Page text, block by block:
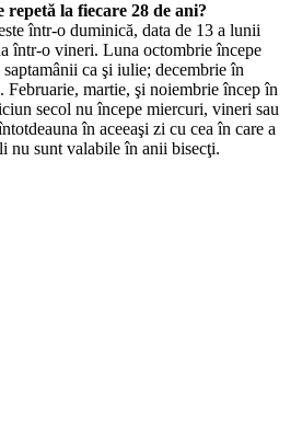
la fiecare 28 de ani?
într-o duminică, data de 13 a lunii
într-o vineri. Luna octombrie începe
ca şi iulie; decembrie în
Februarie, martie, şi noiembrie încep în
secol nu începe miercuri, vineri sau
în aceeaşi zi cu cea în care a
nu sunt valabile în anii bisecţi.